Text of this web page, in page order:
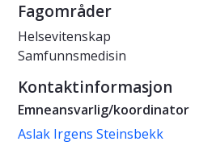
Fagområder
Helsevitenskap
Samfunnsmedisin
Kontaktinformasjon
Emneansvarlig/koordinator
Aslak Irgens Steinsbekk